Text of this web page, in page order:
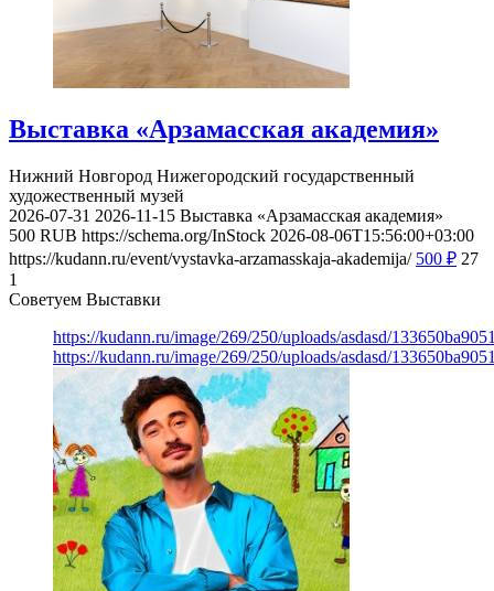
Выставка «Арзамасская академия»
Нижний Новгород Нижегородский государственный
художественный музей
2026-07-31 2026-11-15 Выставка «Арзамасская академия»
500 RUB https://schema.org/InStock 2026-08-06T15:56:00+03:00
https://kudann.ru/event/vystavka-arzamasskaja-akademija/ 500 ₽ 27
1
Советуем Выставки
https://kudann.ru/image/269/250/uploads/asdasd/
https://kudann.ru/image/269/250/uploads/asdasd/